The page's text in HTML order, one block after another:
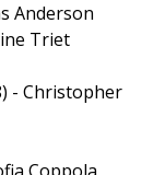
Anderson
Triet
- Christopher